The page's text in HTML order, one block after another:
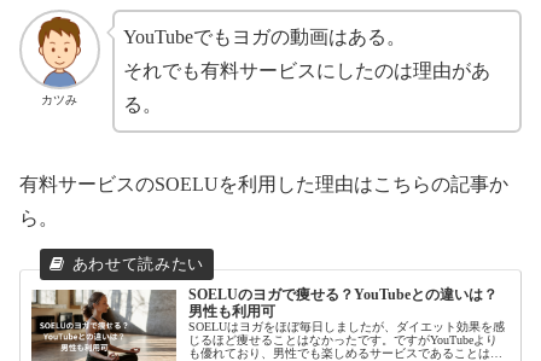
カツみ
YouTubeでもヨガの動画はある。
それでも有料サービスにしたのは理由があ
る。
有料サービスのSOELUを利用した理由はこちらの記事か
ら。
SOELUのヨガで痩せる？YouTubeとの違いは？
男性も利用可
SOELUはヨガをほぼ毎日しましたが、ダイエット効果を感
じるほど痩せることはなかったです。ですがYouTubeより
も優れており、男性でも楽しめるサービスであることはわ